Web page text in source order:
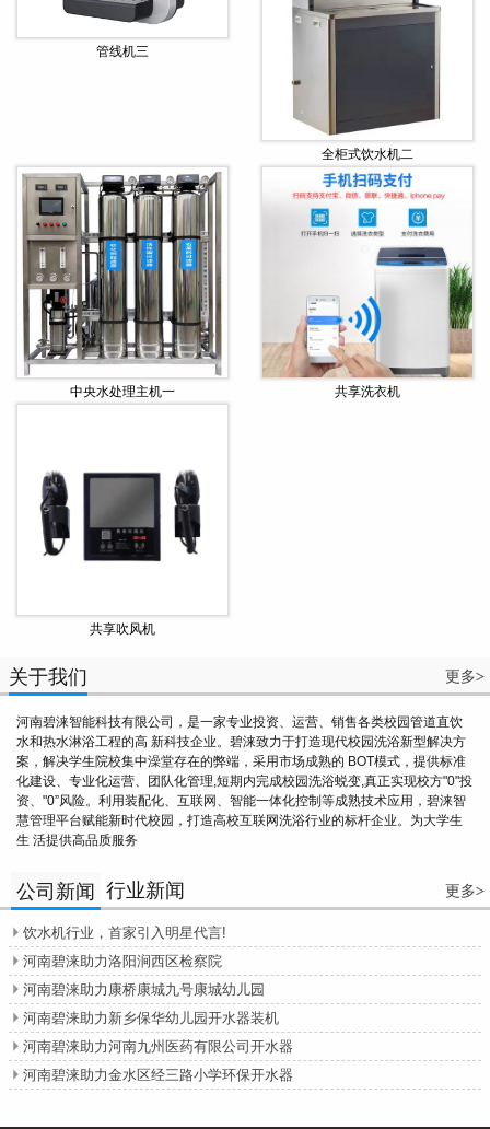
管线机三
全柜式饮水机二
中央水处理主机一 共享洗衣机
共享吹风机
关于我们 更多>
河南碧涞智能科技有限公司，是一家专业投资、运营、销售各类校园管道直饮
水和热水淋浴工程的高 新科技企业。碧涞致力于打造现代校园洗浴新型解决方
案，解决学生院校集中澡堂存在的弊端，采用市场成熟的 BOT模式，提供标准
化建设、专业化运营、团队化管理,短期内完成校园洗浴蜕变,真正实现校方"0"投
资、"0”风险。利用装配化、互联网、智能一体化控制等成熟技术应用，碧涞智
慧管理平台赋能新时代校园，打造高校互联网洗浴行业的标杆企业。为大学生
生 活提供高品质服务
公司新闻 行业新闻 更多>
 饮水机行业，首家引入明星代言!
 河南碧涞助力洛阳涧西区检察院
 河南碧涞助力康桥康城九号康城幼儿园
 河南碧涞助力新乡保华幼儿园开水器装机
 河南碧涞助力河南九州医药有限公司开水器
 河南碧涞助力金水区经三路小学环保开水器